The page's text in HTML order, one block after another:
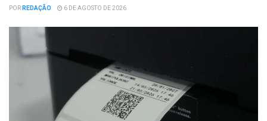
PORREDAÇÃO 6 DE AGOSTO DE 2026